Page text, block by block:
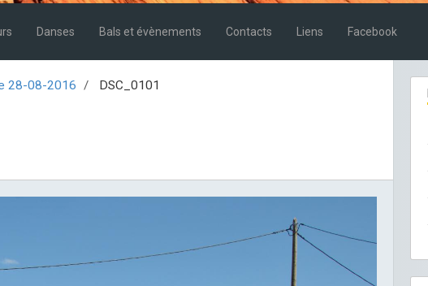
Danses Bals et évènements Contacts Liens Facebook
28-08-2016 DSC_0101